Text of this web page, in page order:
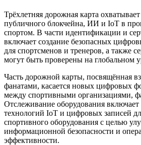
Трёхлетняя дорожная карта
публичного блокчейна, ИИ и IoT в
спортом. В части идентификации и
включает создание безопасных
для спортсменов и тренеров, а также
могут быть проверены на глобальном
Часть дорожной карты, посвящённая
фанатами, касается новых цифровых
между спортивными организациями,
Отслеживание оборудования включает
технологий IoT и цифровых записей
спортивного оборудования с целью
информационной безопасности и
эффективности.